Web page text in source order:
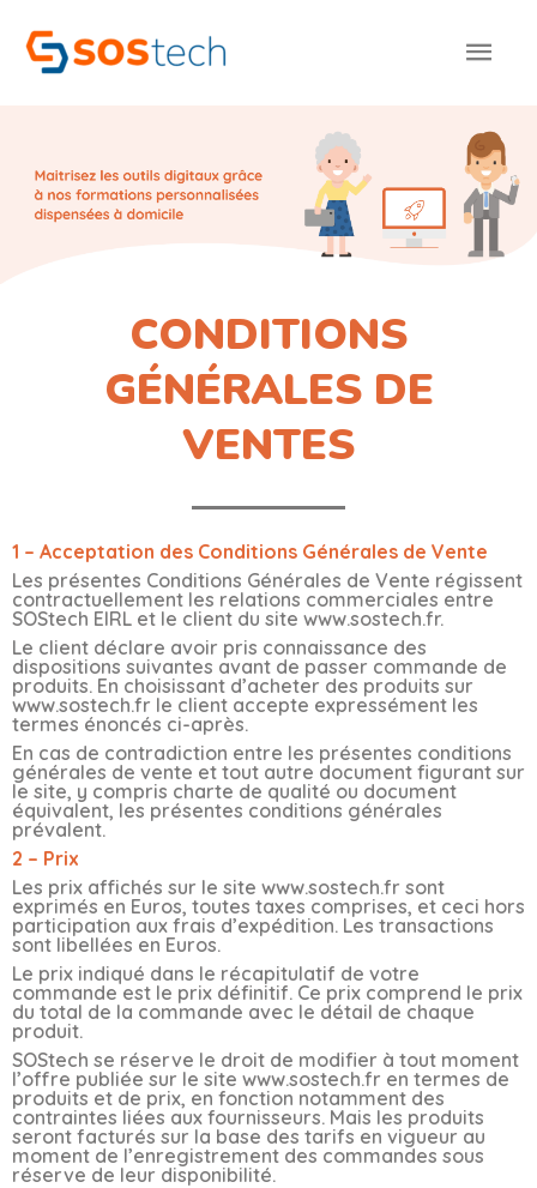
CONDITIONS
GÉNÉRALES DE
VENTES
1 – Acceptation des Conditions Générales de Vente
Les présentes Conditions Générales de Vente régissent
contractuellement les relations commerciales entre
SOStech EIRL et le client du site www.sostech.fr.
Le client déclare avoir pris connaissance des
dispositions suivantes avant de passer commande de
produits. En choisissant d’acheter des produits sur
www.sostech.fr le client accepte expressément les
termes énoncés ci-après.
En cas de contradiction entre les présentes conditions
générales de vente et tout autre document figurant sur
le site, y compris charte de qualité ou document
équivalent, les présentes conditions générales
prévalent.
2 – Prix
Les prix affichés sur le site www.sostech.fr sont
exprimés en Euros, toutes taxes comprises, et ceci hors
participation aux frais d’expédition. Les transactions
sont libellées en Euros.
Le prix indiqué dans le récapitulatif de votre
commande est le prix définitif. Ce prix comprend le prix
du total de la commande avec le détail de chaque
produit.
SOStech se réserve le droit de modifier à tout moment
l’offre publiée sur le site www.sostech.fr en termes de
produits et de prix, en fonction notamment des
contraintes liées aux fournisseurs. Mais les produits
seront facturés sur la base des tarifs en vigueur au
moment de l’enregistrement des commandes sous
réserve de leur disponibilité.